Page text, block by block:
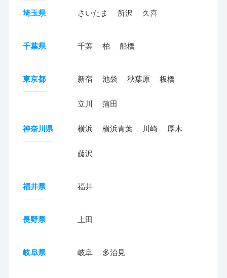
埼玉県 さいたま 所沢 久喜
千葉県 千葉 柏 船橋
東京都 新宿 池袋 秋葉原 板橋
立川 蒲田
神奈川県 横浜 横浜青葉 川崎 厚木
藤沢
福井県 福井
長野県 上田
岐阜県 岐阜 多治見